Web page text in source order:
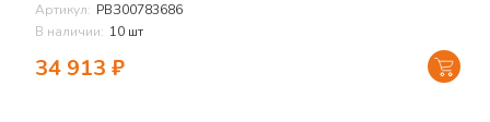
Артикул: РВЗ00783686
В наличии: 10 шт
34 913 ₽